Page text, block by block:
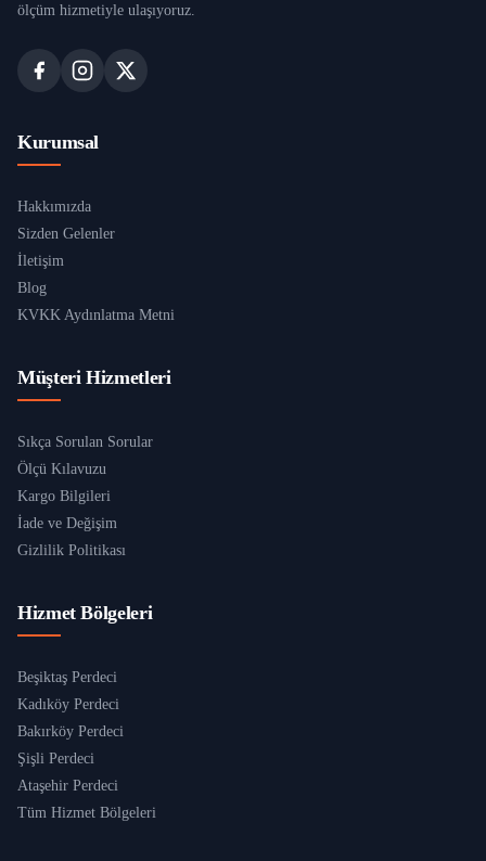
ölçüm hizmetiyle ulaşıyoruz.
Kurumsal
Hakkımızda
Sizden Gelenler
İletişim
Blog
KVKK Aydınlatma Metni
Müşteri Hizmetleri
Sıkça Sorulan Sorular
Ölçü Kılavuzu
Kargo Bilgileri
İade ve Değişim
Gizlilik Politikası
Hizmet Bölgeleri
Beşiktaş Perdeci
Kadıköy Perdeci
Bakırköy Perdeci
Şişli Perdeci
Ataşehir Perdeci
Tüm Hizmet Bölgeleri